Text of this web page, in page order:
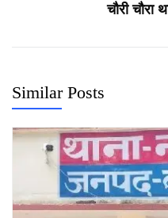
चौरी चौरा
Similar Posts